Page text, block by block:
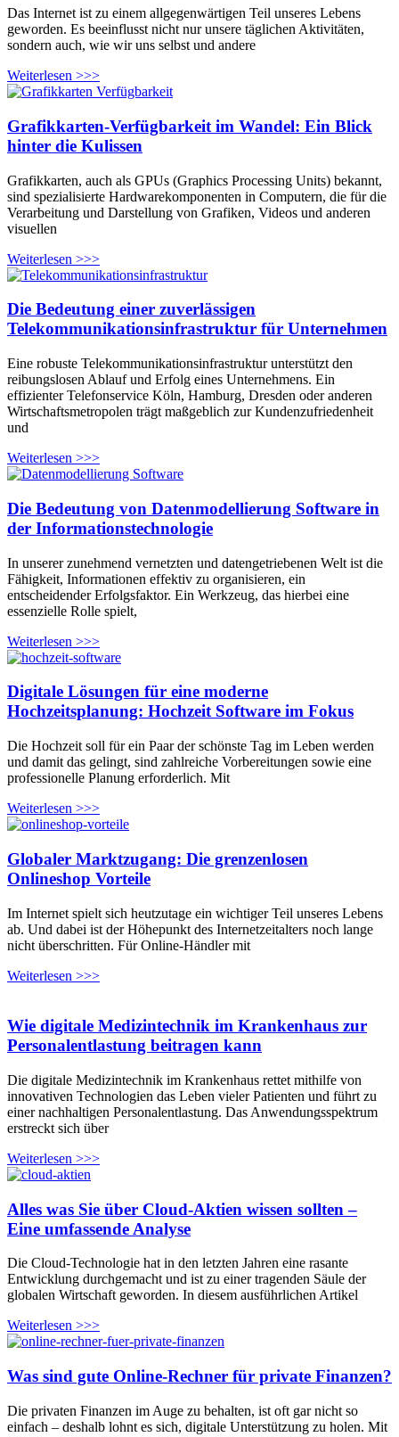
Das Internet ist zu einem allgegenwärtigen Teil unseres Lebens
geworden. Es beeinflusst nicht nur unsere täglichen Aktivitäten,
sondern auch, wie wir uns selbst und andere
Weiterlesen >>>
Grafikkarten-Verfügbarkeit im Wandel: Ein Blick
hinter die Kulissen
Grafikkarten, auch als GPUs (Graphics Processing Units) bekannt,
sind spezialisierte Hardwarekomponenten in Computern, die für die
Verarbeitung und Darstellung von Grafiken, Videos und anderen
visuellen
Weiterlesen >>>
Die Bedeutung einer zuverlässigen
Telekommunikationsinfrastruktur für Unternehmen
Eine robuste Telekommunikationsinfrastruktur unterstützt den
reibungslosen Ablauf und Erfolg eines Unternehmens. Ein
effizienter Telefonservice Köln, Hamburg, Dresden oder anderen
Wirtschaftsmetropolen trägt maßgeblich zur Kundenzufriedenheit
und
Weiterlesen >>>
Die Bedeutung von Datenmodellierung Software in
der Informationstechnologie
In unserer zunehmend vernetzten und datengetriebenen Welt ist die
Fähigkeit, Informationen effektiv zu organisieren, ein
entscheidender Erfolgsfaktor. Ein Werkzeug, das hierbei eine
essenzielle Rolle spielt,
Weiterlesen >>>
Digitale Lösungen für eine moderne
Hochzeitsplanung: Hochzeit Software im Fokus
Die Hochzeit soll für ein Paar der schönste Tag im Leben werden
und damit das gelingt, sind zahlreiche Vorbereitungen sowie eine
professionelle Planung erforderlich. Mit
Weiterlesen >>>
Globaler Marktzugang: Die grenzenlosen
Onlineshop Vorteile
Im Internet spielt sich heutzutage ein wichtiger Teil unseres Lebens
ab. Und dabei ist der Höhepunkt des Internetzeitalters noch lange
nicht überschritten. Für Online-Händler mit
Weiterlesen >>>
Wie digitale Medizintechnik im Krankenhaus zur
Personalentlastung beitragen kann
Die digitale Medizintechnik im Krankenhaus rettet mithilfe von
innovativen Technologien das Leben vieler Patienten und führt zu
einer nachhaltigen Personalentlastung. Das Anwendungsspektrum
erstreckt sich über
Weiterlesen >>>
Alles was Sie über Cloud-Aktien wissen sollten –
Eine umfassende Analyse
Die Cloud-Technologie hat in den letzten Jahren eine rasante
Entwicklung durchgemacht und ist zu einer tragenden Säule der
globalen Wirtschaft geworden. In diesem ausführlichen Artikel
Weiterlesen >>>
Was sind gute Online-Rechner für private Finanzen?
Die privaten Finanzen im Auge zu behalten, ist oft gar nicht so
einfach – deshalb lohnt es sich, digitale Unterstützung zu holen. Mit